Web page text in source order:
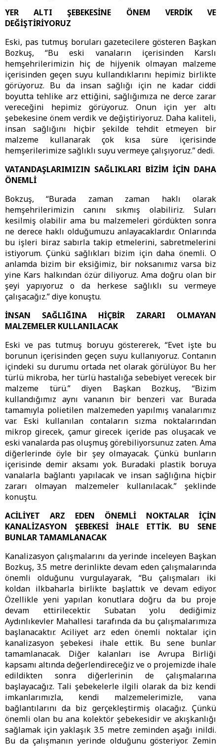
YER ALTI ŞEBEKESİNE ÖNEM VERDİK VE
DEĞİŞTİRİYORUZ
Eski, pas tutmuş boruları gazetecilere gösteren Başkan
Bozkuş, “Bu eski vanaların içerisinden Karslı
hemşehrilerimizin hiç de hijyenik olmayan malzeme
içerisinden geçen suyu kullandıklarını hepimiz birlikte
görüyoruz. Bu da insan sağlığı için ne kadar ciddi
boyutta tehlike arz ettiğini, sağlığımıza ne derce zarar
vereceğini hepimiz görüyoruz. Onun için yer altı
şebekesine önem verdik ve değiştiriyoruz. Daha kaliteli,
insan sağlığını hiçbir şekilde tehdit etmeyen bir
malzeme kullanarak çok kısa süre içerisinde
hemşerilerimize sağlıklı suyu vermeye çalışıyoruz.” dedi.
VATANDAŞLARIMIZIN SAĞLIKLARI BİZİM İÇİN DAHA
ÖNEMLİ
Bokzuş, “Burada zaman zaman haklı olarak
hemşehrilerimizin canını sıkmış olabiliriz. Suları
kesilmiş olabilir ama bu malzemeleri gördükten sonra
ne derece haklı olduğumuzu anlayacaklardır. Onlarında
bu işleri biraz sabırla takip etmelerini, sabretmelerini
istiyorum. Çünkü sağlıkları bizim için daha önemli. O
anlamda bizim bir eksiğimiz, bir noksanımız varsa biz
yine Kars halkından özür diliyoruz. Ama doğru olan bir
şeyi yapıyoruz o da herkese sağlıklı su vermeye
çalışacağız.” diye konuştu.
İNSAN SAĞLIĞINA HİÇBİR ZARARI OLMAYAN
MALZEMELER KULLANILACAK
Eski ve pas tutmuş boruyu göstererek, “Evet işte bu
borunun içerisinden geçen suyu kullanıyoruz. Contanın
içindeki su durumu ortada net olarak görülüyor. Bu her
türlü mikroba, her türlü hastalığa sebebiyet verecek bir
malzeme türü.” diyen Başkan Bozkuş, “Bizim
kullandığımız aynı vananın bir benzeri var. Burada
tamamıyla polietilen malzemeden yapılmış vanalarımız
var. Eski kullanılan contaların sızma noktalarından
mikrop girecek, çamur girecek içeride pas oluşacak ve
eski vanalarda pas oluşmuş görebiliyorsunuz zaten. Ama
diğerlerinde öyle bir şey olmayacak. Çünkü bunların
içerisinde demir aksamı yok. Buradaki plastik boruya
vanalarla bağlantı yapılacak ve insan sağlığına hiçbir
zararı olmayan malzemeler kullanılacak.” şeklinde
konuştu.
ACİLİYET ARZ EDEN ÖNEMLİ NOKTALAR İÇİN
KANALİZASYON ŞEBEKESİ İHALE ETTİK. BU SENE
BUNLAR TAMAMLANACAK
Kanalizasyon çalışmalarını da yerinde inceleyen Başkan
Bozkuş, 3.5 metre derinlikte devam eden çalışmalarında
önemli olduğunu vurgulayarak, “Bu çalışmaları iki
koldan ilkbaharla birlikte başlattık ve devam ediyor.
Özellikle yeni yapılan konutlara doğru da bu proje
devam ettirilecektir. Subatan yolu dediğimiz
Aydınlıkevler Mahallesi tarafında da bu çalışmalarımıza
başlanacaktır. Aciliyet arz eden önemli noktalar için
kanalizasyon şebekesi ihale ettik. Bu sene bunlar
tamamlanacak. Diğer kalanları ise Avrupa Birliği
kapsamı altında değerlendireceğiz ve o projemizde ihale
edildikten sonra diğerlerinin de çalışmalarına
başlayacağız. Tali şebekelerle ilgili olarak da biz kendi
imkanlarımızla, kendi malzemelerimizle, vana
bağlantılarını da biz gerçekleştirmiş olacağız. Çünkü
önemli olan bu ana kolektör şebekesidir ve akışkanlığı
sağlamak için yaklaşık 3.5 metre zeminden aşağı inildi.
Bu da çalışmanın yerinde olduğunu gösteriyor. Zemin